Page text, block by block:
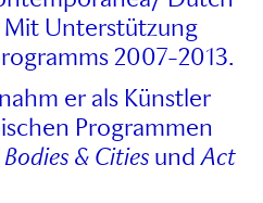
Mit Unterstützung
2007-2013.
er als Künstler
Programmen
Bodies & Cities undAct